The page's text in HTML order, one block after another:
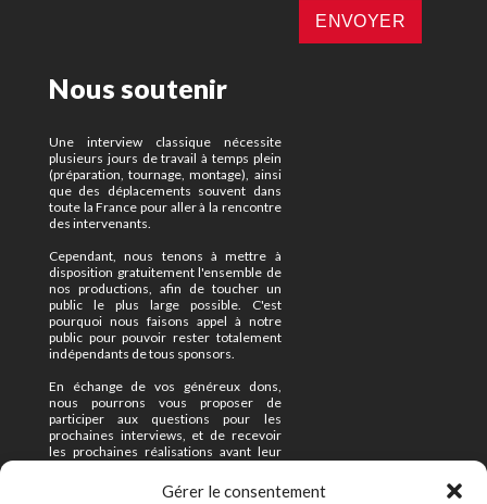
Gérer le consentement
Nous soutenir
Une interview classique nécessite
plusieurs jours de travail à temps plein
(préparation, tournage, montage), ainsi
que des déplacements souvent dans
toute la France pour aller à la rencontre
des intervenants.
Cependant, nous tenons à mettre à
disposition gratuitement l'ensemble de
nos productions, afin de toucher un
public le plus large possible. C'est
pourquoi nous faisons appel à notre
public pour pouvoir rester totalement
indépendants de tous sponsors.
En échange de vos généreux dons,
nous pourrons vous proposer de
participer aux questions pour les
prochaines interviews, et de recevoir
les prochaines réalisations avant leur
Enfin, nous sommes à l'écoute de